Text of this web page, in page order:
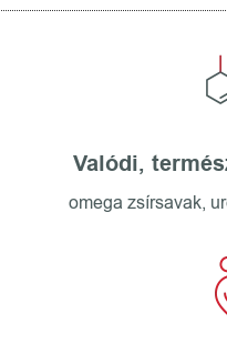
Valódi,
omega zsírsavak,